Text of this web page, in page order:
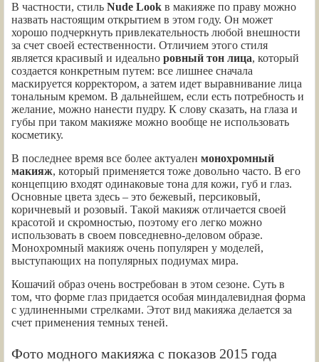
В частности, стиль Nude Look в макияже по праву можно
назвать настоящим открытием в этом году. Он может
хорошо подчеркнуть привлекательность любой внешности
за счет своей естественности. Отличием этого стиля
является красивый и идеально ровный тон лица, который
создается конкретным путем: все лишнее сначала
маскируется корректором, а затем идет выравнивание лица
тональным кремом. В дальнейшем, если есть потребность и
желание, можно нанести пудру. К слову сказать, на глаза и
губы при таком макияже можно вообще не использовать
косметику.
В последнее время все более актуален монохромный
макияж, который применяется тоже довольно часто. В его
концепцию входят одинаковые тона для кожи, губ и глаз.
Основные цвета здесь – это бежевый, персиковый,
коричневый и розовый. Такой макияж отличается своей
красотой и скромностью, поэтому его легко можно
использовать в своем повседневно-деловом образе.
Монохромный макияж очень популярен у моделей,
выступающих на популярных подиумах мира.
Кошачий образ очень востребован в этом сезоне. Суть в
том, что форме глаз придается особая миндалевидная форма
с удлиненными стрелками. Этот вид макияжа делается за
счет применения темных теней.
Фото модного макияжа с показов 2015 года